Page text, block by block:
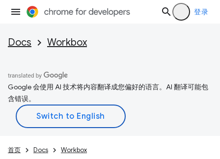
登录
Docs Workbox
Google 会使用 AI 技术将内容翻译成您偏好的语言。AI 翻译可能包
含错误。
首页 Docs Workbox